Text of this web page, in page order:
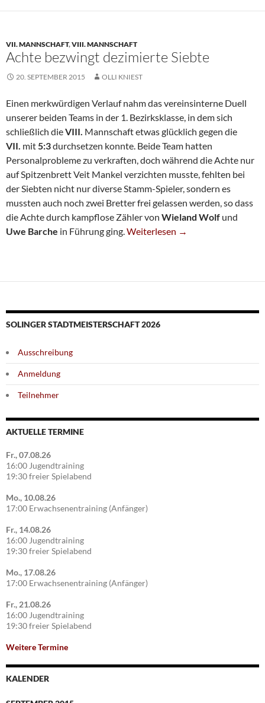
VII. MANNSCHAFT,VIII. MANNSCHAFT
Achte bezwingt dezimierte Siebte
20. SEPTEMBER 2015 OLLI KNIEST
Einen merkwürdigen Verlauf nahm das vereinsinterne Duell
unserer beiden Teams in der 1. Bezirksklasse, in dem sich
schließlich dieVIII. Mannschaft etwas glücklich gegen die
VII. mit5:3durchsetzen konnte. Beide Team hatten
Personalprobleme zu verkraften, doch während die Achte nur
auf Spitzenbrett Veit Mankel verzichten musste, fehlten bei
der Siebten nicht nur diverse Stamm-Spieler, sondern es
mussten auch noch zwei Bretter frei gelassen werden, so dass
die Achte durch kampflose Zähler von Wieland Wolf und
Uwe Barche in Führung ging.Achte Bezwingt Dezimierte Siebte
Weiterlesen →
SOLINGER STADTMEISTERSCHAFT 2026
Ausschreibung
Anmeldung
Teilnehmer
AKTUELLE TERMINE
Fr., 07.08.26
16:00 Jugendtraining
19:30 freier Spielabend
Mo., 10.08.26
17:00 Erwachsenentraining (Anfänger)
Fr., 14.08.26
16:00 Jugendtraining
19:30 freier Spielabend
Mo., 17.08.26
17:00 Erwachsenentraining (Anfänger)
Fr., 21.08.26
16:00 Jugendtraining
19:30 freier Spielabend
Weitere Termine
KALENDER